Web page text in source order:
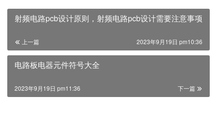
射频电路pcb设计原则，射频电路pcb设计需要注意事项
上一篇 2023年9月19日 pm10:36
电路板电器元件符号大全
下一篇
2023年9月19日 pm11:36